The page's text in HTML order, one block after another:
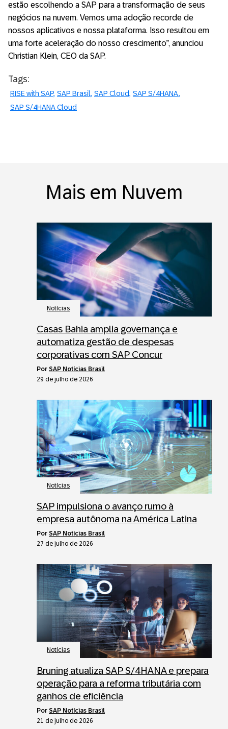
estão escolhendo a SAP para a transformação de seus
negócios na nuvem. Vemos uma adoção recorde de
nossos aplicativos e nossa plataforma. Isso resultou em
uma forte aceleração do nosso crescimento”, anunciou
Christian Klein, CEO da SAP.
Tags:
RISE with SAP SAP Brasil SAP Cloud SAP S/4HANA
SAP S/4HANA Cloud
Mais em Nuvem
Notícias
Casas Bahia amplia governança e
automatiza gestão de despesas
corporativas com SAP Concur
por SAP Notícias Brasil
29 de julho de 2026
Notícias
SAP impulsiona o avanço rumo à
empresa autônoma na América Latina
por SAP Notícias Brasil
27 de julho de 2026
Notícias
Bruning atualiza SAP S/4HANA e prepara
operação para a reforma tributária com
ganhos de eficiência
por SAP Notícias Brasil
21 de julho de 2026